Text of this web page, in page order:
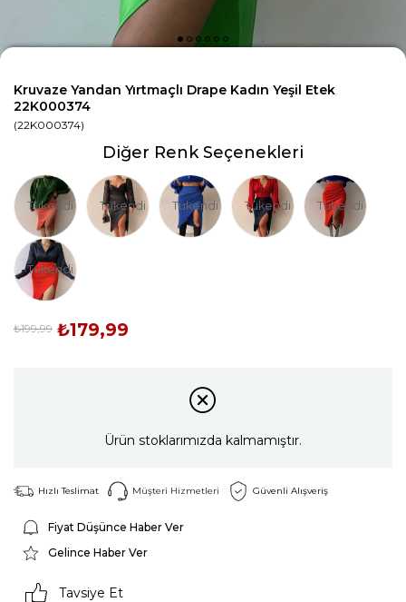
Kruvaze Yandan Yırtmaçlı Drape Kadın Yeşil Etek
22K000374
(22K000374)
Diğer Renk Seçenekleri
Tükendi Tükendi Tükendi Tükendi Tükendi
Tükendi
₺199,99 ₺179,99
Ürün stoklarımızda kalmamıştır.
Hızlı Teslimat Müşteri Hizmetleri Güvenli Alışveriş
Fiyat Düşünce Haber Ver
Gelince Haber Ver
Tavsiye Et